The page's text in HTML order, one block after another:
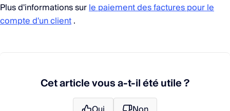
Plus d'informations surle paiement des factures pour le
compte d'un client.
Cet article vous a-t-il été utile ?